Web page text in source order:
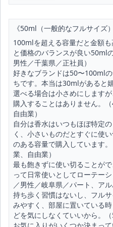
《50ml（一般的なフルサイズ）
100mlを超える容量だと金額
と価格のバランスが良い50ml
男性／千葉県／正社員）
好きなブランドは50〜100ml
ちです。本当は30mlがあると
選べる場合は小さめにします
購入することはありません。
自由業）
自分は香水はいつもほぼ特定
く、小さいものだとすぐに使
のある容量で購入しています
業、自由業）
最も飽きずに使い切ることが
って日常使いとしてローテー
／男性／岐阜県／パート、アル
持ち歩く習慣はないし、フル
みやすく、部屋に置いている
どを気にしなくていいから。